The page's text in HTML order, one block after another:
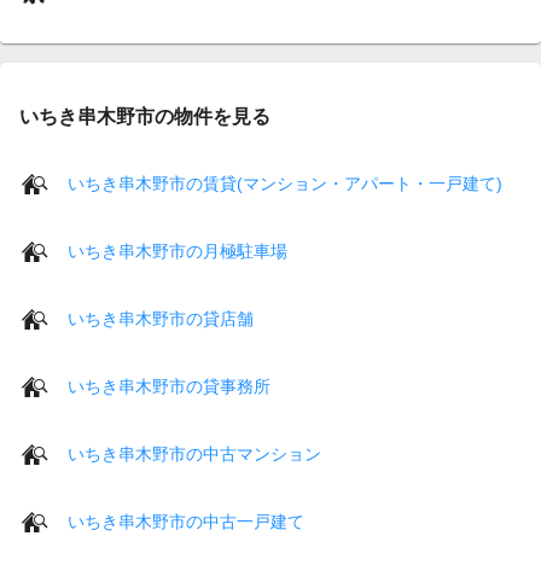
いちき串木野市の物件を見る
いちき串木野市の賃貸(マンション・アパート・一戸建て)
いちき串木野市の月極駐車場
いちき串木野市の貸店舗
いちき串木野市の貸事務所
いちき串木野市の中古マンション
いちき串木野市の中古一戸建て